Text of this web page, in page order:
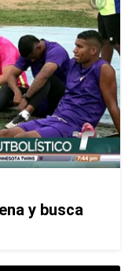
y busca